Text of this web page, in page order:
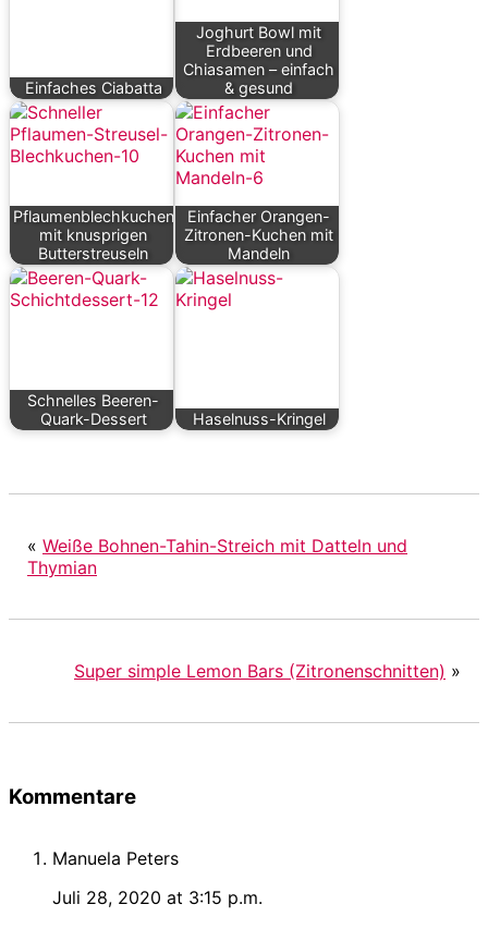
Einfaches Ciabatta
Joghurt Bowl mit
Erdbeeren und
Chiasamen – einfach
& gesund
Pflaumenblechkuchen
mit knusprigen
Butterstreuseln
Einfacher Orangen-
Zitronen-Kuchen mit
Mandeln
Schnelles Beeren-
Quark-Dessert
Haselnuss-Kringel
« Weiße Bohnen-Tahin-Streich mit Datteln und
Thymian
Super simple Lemon Bars (Zitronenschnitten) »
Leser-
Kommentare
Manuela Peters
Juli 28, 2020 at 3:15 p.m.